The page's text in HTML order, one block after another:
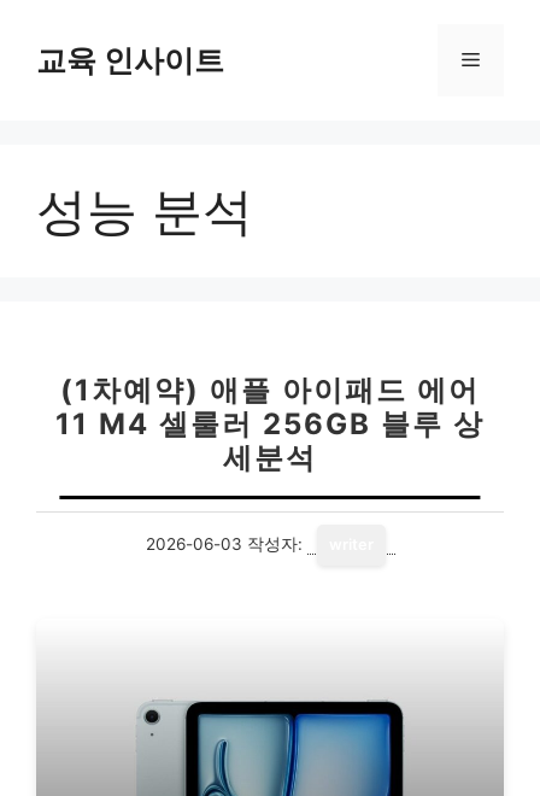
교육 인사이트 메
성능 분석
(1차예약) 애플 아이패드 에어
11 M4 셀룰러 256GB 블루 상
세분석
2026-06-03 작성자: